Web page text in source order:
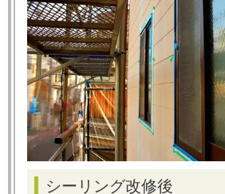
シーリング改修後